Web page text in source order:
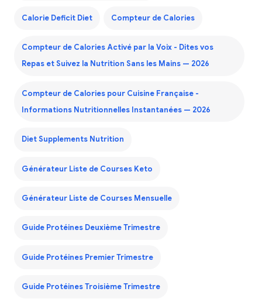
Calorie Deficit Diet Compteur de Calories
Compteur de Calories Activé par la Voix - Dites vos
Repas et Suivez la Nutrition Sans les Mains — 2026
Compteur de Calories pour Cuisine Française -
Informations Nutritionnelles Instantanées — 2026
Diet Supplements Nutrition
Générateur Liste de Courses Keto
Générateur Liste de Courses Mensuelle
Guide Protéines Deuxième Trimestre
Guide Protéines Premier Trimestre
Guide Protéines Troisième Trimestre